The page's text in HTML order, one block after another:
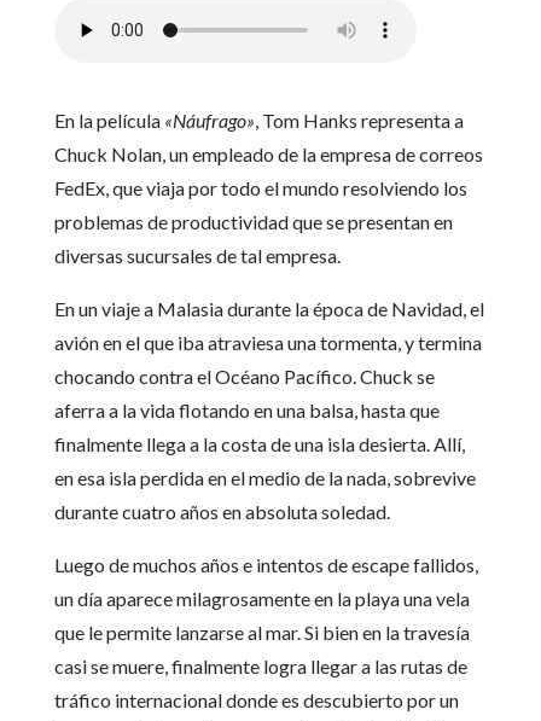
En la película «Náufrago», Tom Hanks representa a
Chuck Nolan, un empleado de la empresa de correos
FedEx, que viaja por todo el mundo resolviendo los
problemas de productividad que se presentan en
diversas sucursales de tal empresa.
En un viaje a Malasia durante la época de Navidad, el
avión en el que iba atraviesa una tormenta, y termina
chocando contra el Océano Pacífico. Chuck se
aferra a la vida flotando en una balsa, hasta que
finalmente llega a la costa de una isla desierta. Allí,
en esa isla perdida en el medio de la nada, sobrevive
durante cuatro años en absoluta soledad.
Luego de muchos años e intentos de escape fallidos,
un día aparece milagrosamente en la playa una vela
que le permite lanzarse al mar. Si bien en la travesía
casi se muere, finalmente logra llegar a las rutas de
tráfico internacional donde es descubierto por un